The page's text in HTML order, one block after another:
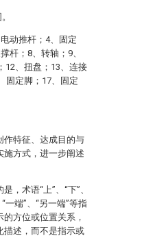
动推杆；4、固定
杆；8、转轴；9、
12、扭盘；13、连接
固定脚；17、固定
作特征、达成目的与
施方式，进一步阐述
，术语“上”、“下”、
“一端”、“另一端”等指
方位或位置关系，
描述，而不是指示或